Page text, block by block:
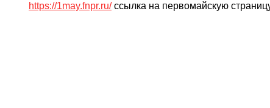
https://1may.fnpr.ru/ссылка на первомайскую